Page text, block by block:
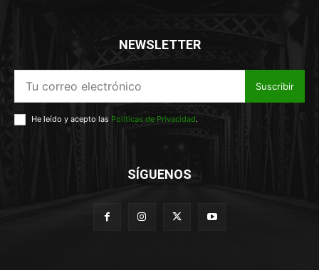
NEWSLETTER
Suscribir
He leído y acepto las Políticas de Privacidad.
SÍGUENOS